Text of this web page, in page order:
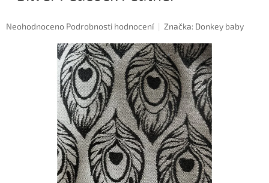
Průměrné
Neohodnoceno Podrobnosti hodnocení Značka: Donkey baby